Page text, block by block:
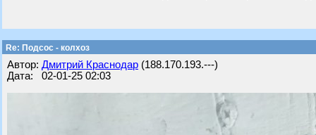
Re: Подсос - колхоз
Автор: Дмитрий Краснодар (188.170.193.---)
Дата: 02-01-25 02:03